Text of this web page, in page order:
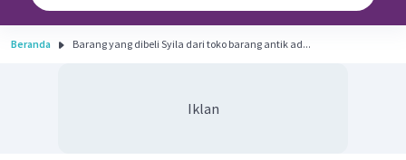
Beranda Barang yang dibeli Syila dari toko barang antik ad...
Iklan